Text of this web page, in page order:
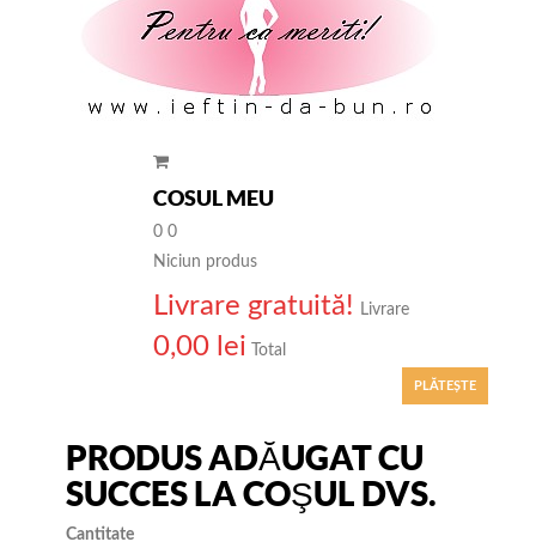
COSUL MEU
0 0
Niciun produs
Livrare gratuită! Livrare
0,00 lei Total
PLĂTEŞTE
PRODUS ADĂUGAT CU
SUCCES LA COŞUL DVS.
Cantitate